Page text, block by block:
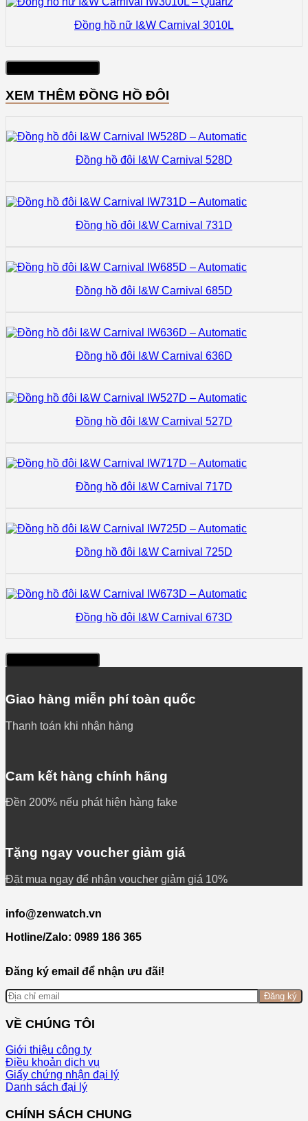
Đồng hồ nữ I&W Carnival 3010L
XEM THÊM ĐỒNG HỒ ĐÔI
Đồng hồ đôi I&W Carnival 528D
Đồng hồ đôi I&W Carnival 731D
Đồng hồ đôi I&W Carnival 685D
Đồng hồ đôi I&W Carnival 636D
Đồng hồ đôi I&W Carnival 527D
Đồng hồ đôi I&W Carnival 717D
Đồng hồ đôi I&W Carnival 725D
Đồng hồ đôi I&W Carnival 673D
Giao hàng miễn phí toàn quốc
Thanh toán khi nhận hàng
Cam kết hàng chính hãng
Đền 200% nếu phát hiện hàng fake
Tặng ngay voucher giảm giá
Đặt mua ngay để nhận voucher giảm giá 10%
info@zenwatch.vn
Hotline/Zalo: 0989 186 365
Đăng ký email để nhận ưu đãi!
Đăng ký
VỀ CHÚNG TÔI
Giới thiệu công ty
Điều khoản dịch vụ
Giấy chứng nhận đại lý
Danh sách đại lý
CHÍNH SÁCH CHUNG